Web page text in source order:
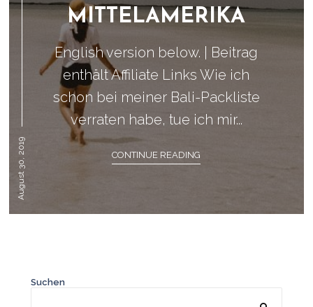
August 30, 2019
MITTELAMERIKA
English version below. | Beitrag
enthält Affiliate Links Wie ich
schon bei meiner Bali-Packliste
verraten habe, tue ich mir...
CONTINUE READING
Suchen